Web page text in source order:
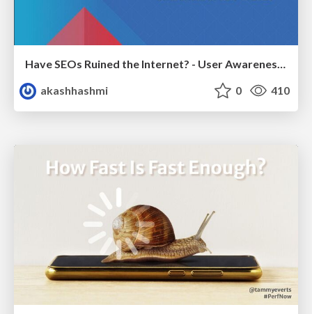
Have SEOs Ruined the Internet? - User Awareness of SEO in 2025
akashhashmi
0 410